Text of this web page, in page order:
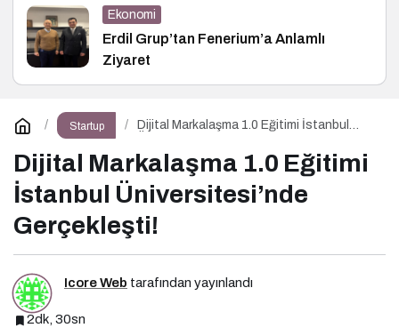
Ekonomi
Erdil Grup’tan Fenerium’a Anlamlı
Ziyaret
Startup
Dijital Markalaşma 1.0 Eğitimi İstanbul
Dijital Markalaşma 1.0 Eğitimi
İstanbul Üniversitesi’nde
Gerçekleşti!
Icore Web tarafından yayınlandı
2dk, 30sn